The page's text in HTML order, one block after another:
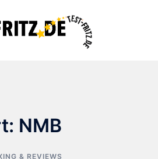
NMB
& REVIEWS